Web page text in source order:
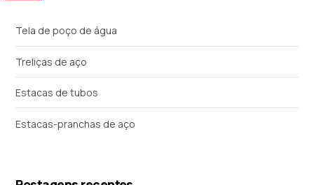
Tela de poço de água
Treliças de aço
Estacas de tubos
Estacas-pranchas de aço